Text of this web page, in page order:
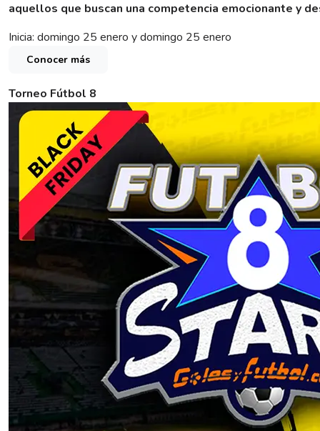
aquellos que buscan una competencia emocionante y
Inicia: domingo 25 enero y domingo 25 enero
Conocer más
Torneo Fútbol 8